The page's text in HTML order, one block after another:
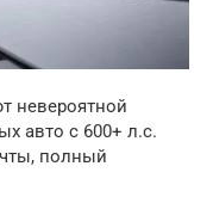
невероятной
авто с 600+ л.с.
полный